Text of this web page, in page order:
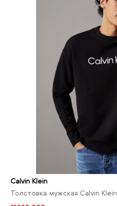
Calvin Klein
Толстовка мужская Calvin Klein